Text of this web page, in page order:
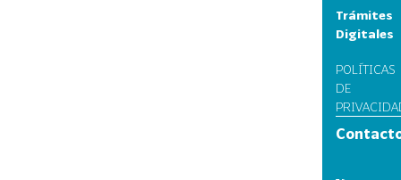
Trámites
Digitales
POLÍTICAS
DE